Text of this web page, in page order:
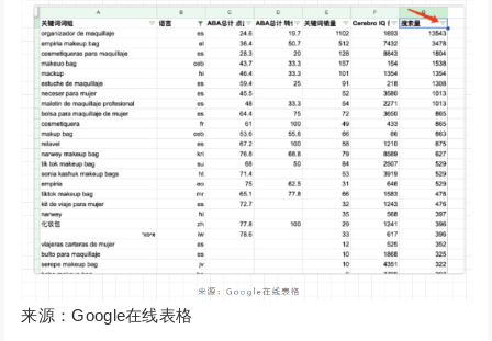
来源：Google在线表格